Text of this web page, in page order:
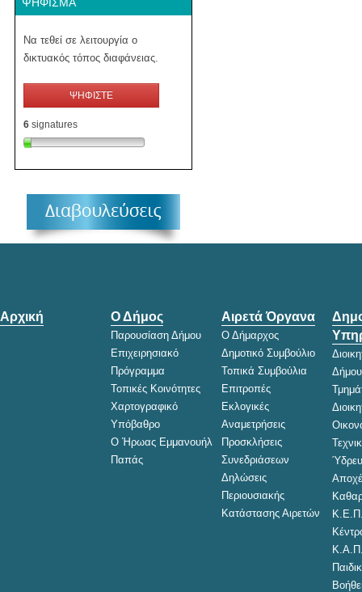
Να τεθεί σε λειτουργία ο
δικτυακός τόπος διαφάνειας.
ΨΗΦΙΣΤΕ
6 signatures
Αρχική Ο Δήμος
Παρουσίαση Δήμου
Επιχειρησιακό
Πρόγραμμα
Τοπικές Κοινότητες
Χαρτογραφικό
Υπόβαθρο
Ο Ήρωας Εμμανουήλ
Παπάς
Αιρετά Όργανα
Ο Δήμαρχος
Δημοτικό Συμβούλιο
Τοπικά Συμβούλια
Επιτροπές
Εκλογικές
Αναμετρήσεις
Προσκλήσεις
Συνεδριάσεων
Δηλώσεις
Περιουσιακής
Κατάστασης Αιρετών
Δήμου